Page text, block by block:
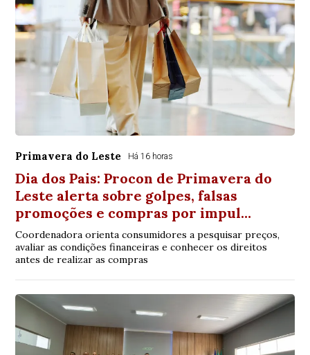
Primavera do Leste Há 16 horas
Dia dos Pais: Procon de Primavera do
Leste alerta sobre golpes, falsas
promoções e compras por impul…
Coordenadora orienta consumidores a pesquisar preços,
avaliar as condições financeiras e conhecer os direitos
antes de realizar as compras